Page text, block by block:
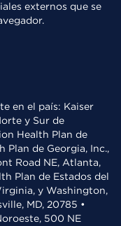
externos que se
en el país: Kaiser
y Sur de
Health Plan de
Plan de Georgia, Inc.,
Road NE, Atlanta,
Plan de Estados del
y Washington,
MD, 20785 •
500 NE